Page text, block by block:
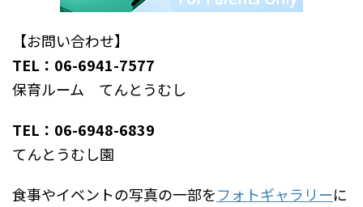
【お問い合わせ】
TEL：06-6941-7577
保育ルーム てんとうむし
TEL：06-6948-6839
てんとうむし園
食事やイベントの写真の一部をフォトギャラリーに